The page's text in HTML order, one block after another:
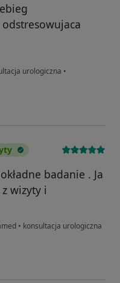
urologiczna •
badanie . Ja
wizyty i
• konsultacja urologiczna